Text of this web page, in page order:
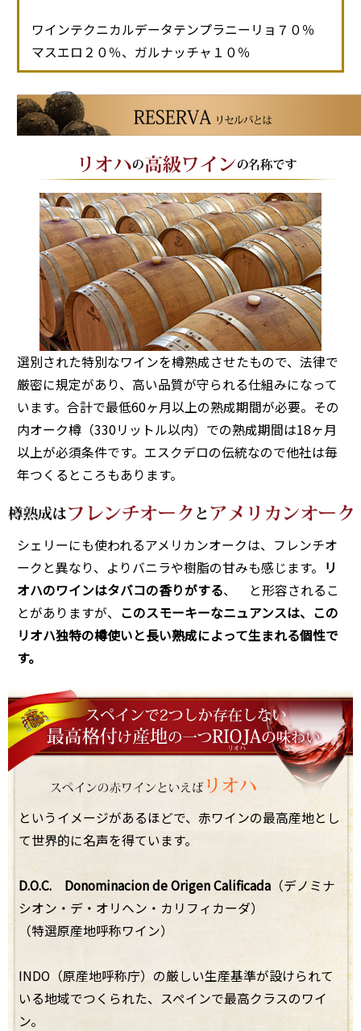
ワインテクニカルデータテンプラニーリョ７０％
マスエロ２０％、ガルナッチャ１０％
選別された特別なワインを樽熟成させたもので、法律で
厳密に規定があり、高い品質が守られる仕組みになって
います。合計で最低60ヶ月以上の熟成期間が必要。その
内オーク樽（330リットル以内）での熟成期間は18ヶ月
以上が必須条件です。エスクデロの伝統なので他社は毎
年つくるところもあります。
シェリーにも使われるアメリカンオークは、フレンチオ
ークと異なり、よりバニラや樹脂の甘みも感じます。 リ
オハのワインはタバコの香りがする、 と形容されるこ
とがありますが、 このスモーキーなニュアンスは、この
リオハ独特の樽使いと長い熟成によって生まれる個性で
す。
というイメージがあるほどで、赤ワインの最高産地とし
て世界的に名声を得ています。
D.O.C. Donominacion de Origen Calificada（デノミナ
シオン・デ・オリヘン・カリフィカーダ）
（特選原産地呼称ワイン）
INDO（原産地呼称庁）の厳しい生産基準が設けられて
いる地域でつくられた、スペインで最高クラスのワイ
ン。